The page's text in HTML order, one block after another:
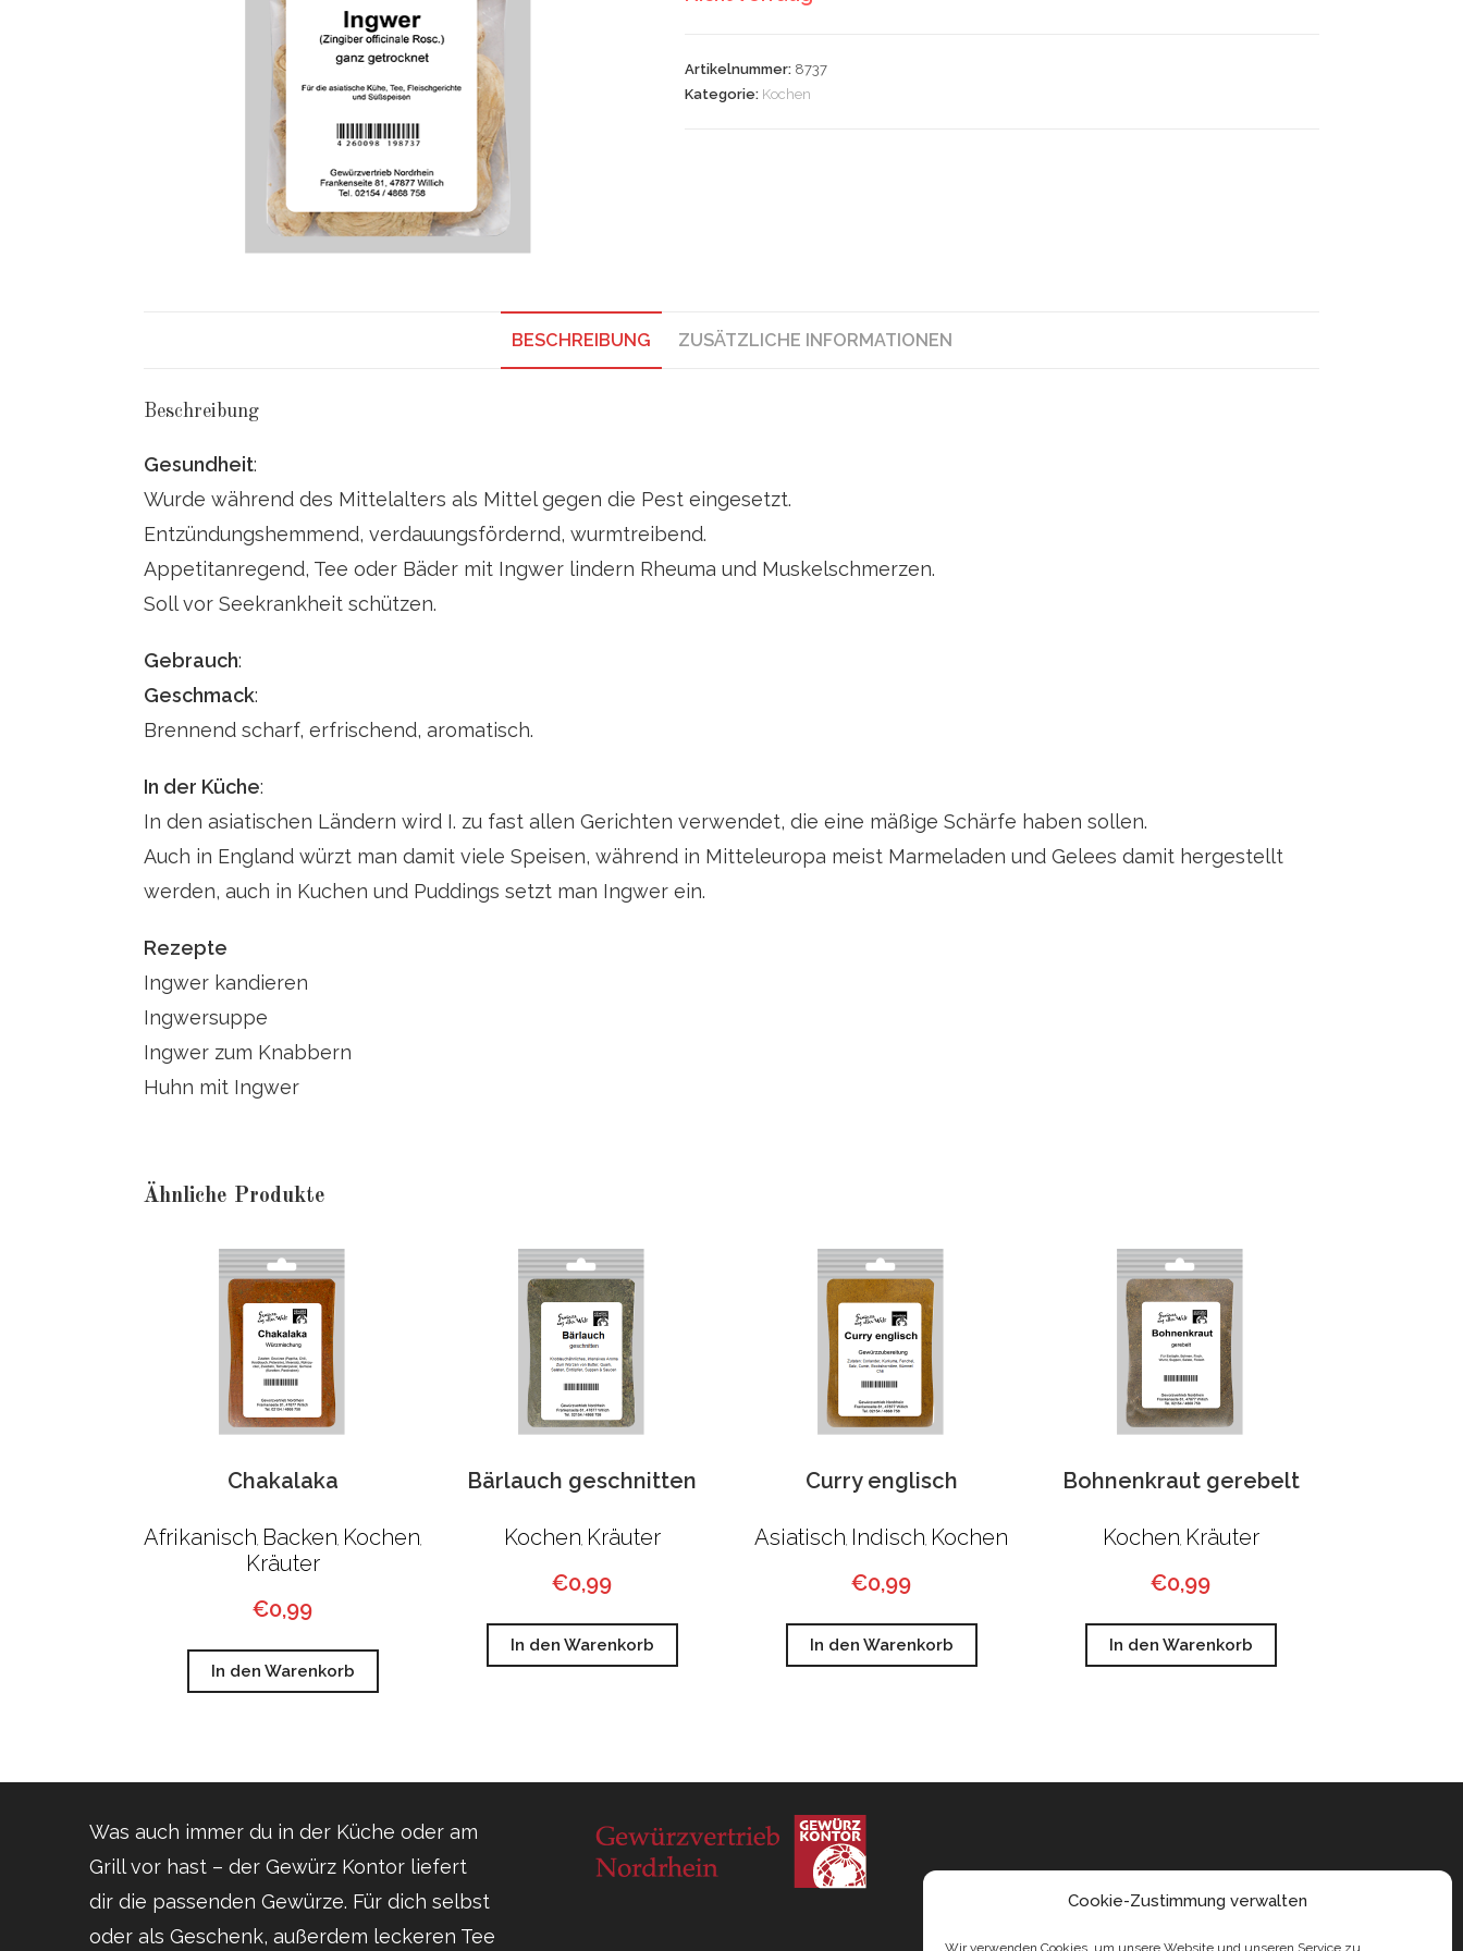
Cookie-Zustimmung verwalten
Wir verwenden Cookies, um unsere Website und unseren Service zu
Artikelnummer: 8737
Kategorie: Kochen
BESCHREIBUNG ZUSÄTZLICHE INFORMATIONEN
Beschreibung
Gesundheit:
Wurde während des Mittelalters als Mittel gegen die Pest eingesetzt.
Entzündungshemmend, verdauungsfördernd, wurmtreibend.
Appetitanregend, Tee oder Bäder mit Ingwer lindern Rheuma und Muskelschmerzen.
Soll vor Seekrankheit schützen.
Gebrauch:
Geschmack:
Brennend scharf, erfrischend, aromatisch.
In der Küche:
In den asiatischen Ländern wird I. zu fast allen Gerichten verwendet, die eine mäßige Schärfe haben sollen.
Auch in England würzt man damit viele Speisen, während in Mitteleuropa meist Marmeladen und Gelees damit hergestellt
werden, auch in Kuchen und Puddings setzt man Ingwer ein.
Rezepte
Ingwer kandieren
Ingwersuppe
Ingwer zum Knabbern
Huhn mit Ingwer
Ähnliche Produkte
Chakalaka
Afrikanisch Backen Kochen
Kräuter
€0,99
In den Warenkorb
Bärlauch geschnitten
Kochen Kräuter
€0,99
In den Warenkorb
Curry englisch
Asiatisch Indisch Kochen
€0,99
In den Warenkorb
Bohnenkraut gerebelt
Kochen Kräuter
€0,99
In den Warenkorb
Was auch immer du in der Küche oder am
Grill vor hast – der Gewürz Kontor liefert
dir die passenden Gewürze. Für dich selbst
oder als Geschenk, außerdem leckeren Tee